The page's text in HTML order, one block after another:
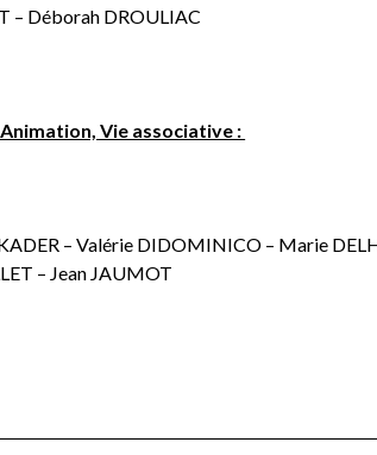
– Déborah DROULIAC
Vie associative :
– Valérie DIDOMINICO – Marie
– Jean JAUMOT